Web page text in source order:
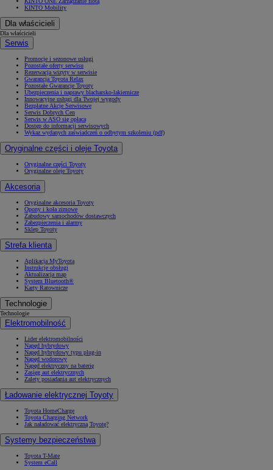
KINTO Mobility
Dla właścicieli
Dla właścicieli
Serwis
Promocje i sezonowe usługi
Pozostałe oferty serwisu
Rezerwacja wizyty w serwisie
Gwarancja Toyota Relax
Pozostałe Gwarancje Toyoty
Ubezpieczenia i naprawy blacharsko-lakiernicze
Innowacyjne usługi dla Twojej wygody
Bezpłatne Akcje Serwisowe
Serwis Dobrych Cen
Serwis w ASO się opłaca
Dostęp do informacji serwisowych
Wykaz wydanych zaświadczeń o odbytym szkoleniu (pdf)
Oryginalne części i oleje Toyota
Oryginalne części Toyoty
Oryginalne oleje Toyoty
Akcesoria
Oryginalne akcesoria Toyoty
Opony i koła zimowe
Zabudowy samochodów dostawczych
Zabezpieczenia i alarmy
Sklep Toyoty
Strefa klienta
Aplikacja MyToyota
Instrukcje obsługi
Aktualizacja map
System Bluetooth®
Karty Ratownicze
Technologie
Technologie
Elektromobilność
Lider elektromobilności
Napęd hybrydowy
Napęd hybrydowy typu plug-in
Napęd wodorowy
Napęd elektryczny na baterię
Zasięg aut elektrycznych
Zalety posiadania aut elektrycznych
Ładowanie elektrycznej Toyoty
Toyota HomeCharge
Toyota Charging Network
Jak naładować elektryczną Toyotę?
Systemy bezpieczeństwa
Toyota T-Mate
System eCall